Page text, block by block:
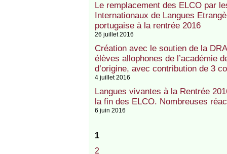
Le remplacement des ELCO par
Internationaux de Langues
portugaise à la rentrée 2016
26 juillet 2016
Création avec le soutien de la
élèves allophones de l’académie
d’origine, avec contribution de 3
4 juillet 2016
Langues vivantes à la Rentrée
la fin des ELCO. Nombreuses
6 juin 2016
1
2